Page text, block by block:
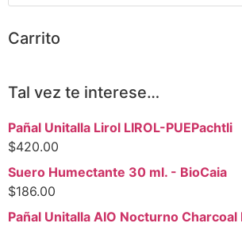
Carrito
Tal vez te interese…
Pañal Unitalla Lirol LIROL-PUEPachtli
$420.00
Suero Humectante 30 ml. - BioCaia
$186.00
Pañal Unitalla AIO Nocturno Charcoal